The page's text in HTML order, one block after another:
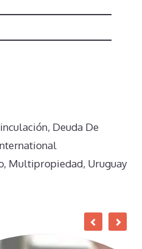
, Deuda De
, Multipropiedad, Uruguay